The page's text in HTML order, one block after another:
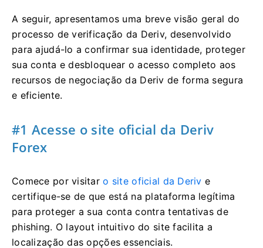
A seguir, apresentamos uma breve visão geral do
processo de verificação da Deriv, desenvolvido
para ajudá-lo a confirmar sua identidade, proteger
sua conta e desbloquear o acesso completo aos
recursos de negociação da Deriv de forma segura
e eficiente.
#1 Acesse o site oficial da Deriv
Forex
Comece por visitaro site oficial da Deriv e
certifique-se de que está na plataforma legítima
para proteger a sua conta contra tentativas de
phishing. O layout intuitivo do site facilita a
localização das opções essenciais.